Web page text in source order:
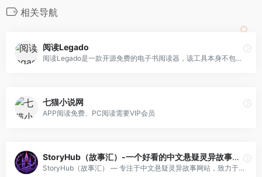
相关导航
阅读Legado
阅读Legado是一款开源免费的电子书阅读器，该工具本身不包含任何的电子书内容，需要用户自定义规则抓取网页数据（也就是书源），将分散的网络小说、新闻、漫画等整合为结构化阅读内容。
七猫小说网
APP阅读免费、PC阅读需要VIP会员
StoryHub（故事汇）-一个好看的中文悬疑灵异故事网站
StoryHub（故事汇） — 专注于中文悬疑灵异故事网站，致力于为大家创建一个与众不同的恐怖故事天地。